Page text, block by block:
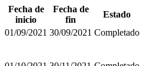
Fecha de
inicio
Fecha de
fin
Estado
01/09/2021 30/09/2021 Completado